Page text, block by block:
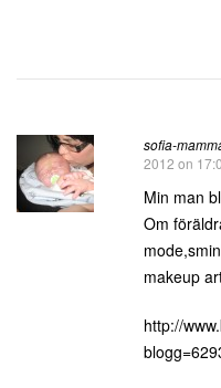
sofia-
2012 on
Min man
Om
makeup
http://